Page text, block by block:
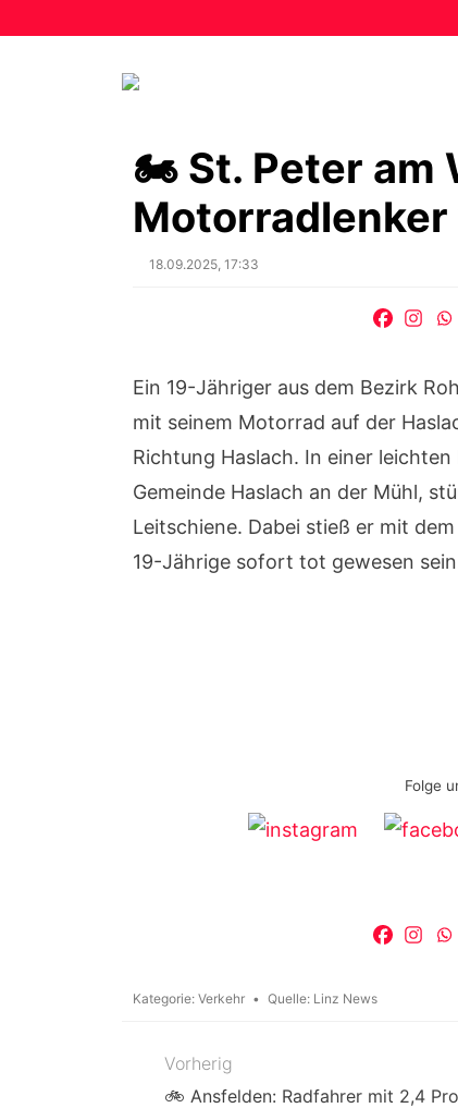
🏍️ St. Peter am
Posted
18.09.2025, 17:33
Ein 19-Jähriger aus dem Bezirk
mit seinem Motorrad auf der
Richtung Haslach. In einer
Gemeinde Haslach an der Mühl,
Leitschiene. Dabei stieß er mit
19-Jährige sofort tot gewesen
Folge
Kategorie: Verkehr Quelle: Linz News
Beitragsnavigation
Vorherig
🚲 Ansfelden: Radfahrer mit 2,4